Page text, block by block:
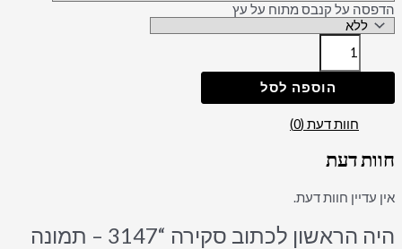
הדפסה על קנבס מתוח על עץ
הוספה לסל
חוות דעת (0)
חוות דעת
אין עדיין חוות דעת.
היה הראשון לכתוב סקירה “3147 – תמונה